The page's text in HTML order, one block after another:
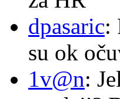
dpasaric:
su ok
1v@n: